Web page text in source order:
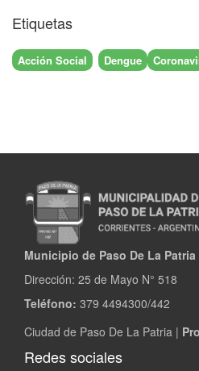
Etiquetas
Acción Social Dengue
Municipio de Paso De La Patria
Dirección: 25 de Mayo N° 518
Teléfono: 379 4494300/442
Ciudad de Paso De La Patria |
Redes sociales